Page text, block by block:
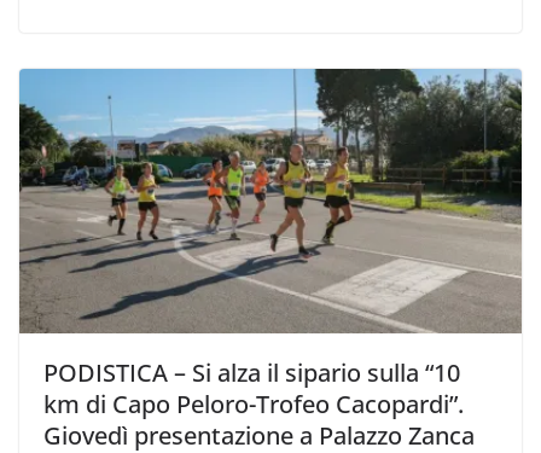
PODISTICA – Si alza il sipario sulla “10
km di Capo Peloro-Trofeo Cacopardi”.
Giovedì presentazione a Palazzo Zanca